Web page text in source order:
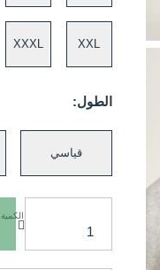
XXL
XXXL
الطول:
قياسي
الكمية